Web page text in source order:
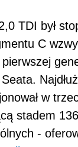
TDI był
C
pierwszej
w
stadem
-